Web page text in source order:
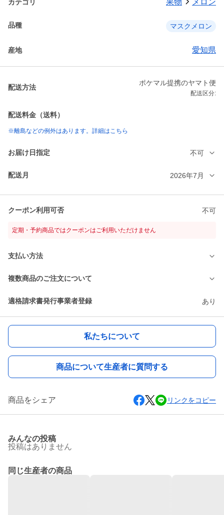
カテゴリ 果物 メロン
品種 マスクメロン
産地 愛知県
配送方法
ポケマル提携のヤマト便
配送区分:
配送料金（送料）
※離島などの例外はあります。詳細はこちら
お届け日指定 不可
配送月 2026年7月
クーポン利用可否 不可
定期・予約商品ではクーポンはご利用いただけません
支払い方法
複数商品のご注文について
適格請求書発行事業者登録 あり
私たちについて
商品について生産者に質問する
商品をシェア リンクをコピー
みんなの投稿
投稿はありません
同じ生産者の商品